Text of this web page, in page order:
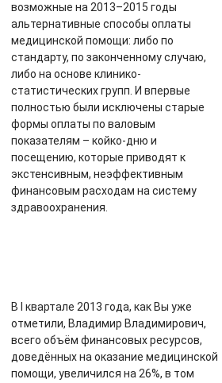
возможные на 2013–2015 годы
альтернативные способы оплаты
медицинской помощи: либо по
стандарту, по законченному случаю,
либо на основе клинико-
статистических групп. И впервые
полностью были исключены старые
формы оплаты по валовым
показателям – койко-дню и
посещению, которые приводят к
экстенсивным, неэффективным
финансовым расходам на систему
здравоохранения.
В I квартале 2013 года, как Вы уже
отметили, Владимир Владимирович,
всего объём финансовых ресурсов,
доведённых на оказание медицинской
помощи, увеличился на 26%, в том